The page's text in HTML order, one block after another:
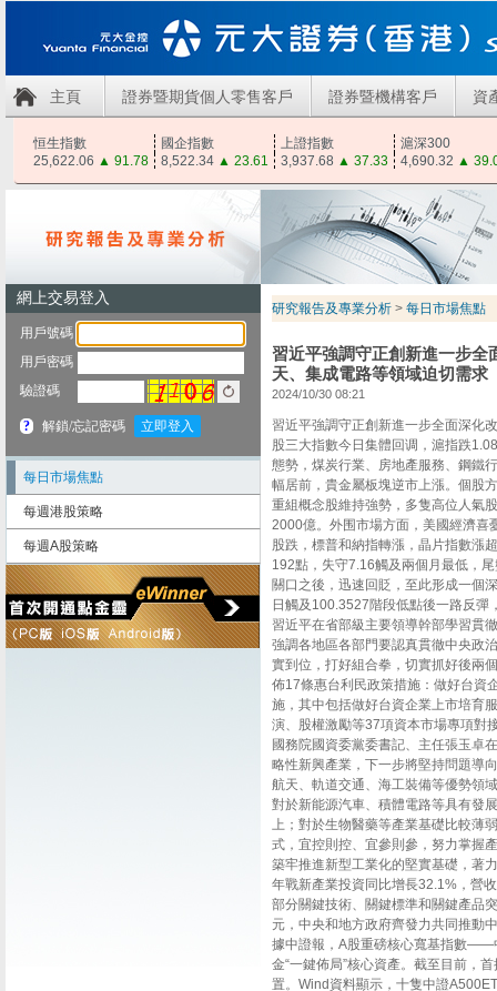
主頁 證券暨期貨個人零售客戶 證券暨機構客戶 資
恒生指數 國企指數 上證指數
滬深300
25,622.06 ▲ 91.78 8,522.34 ▲ 23.61 3,937.68 ▲ 37.33 4,690.32 ▲
每日市場焦點
每週港股策略
每週A股策略
研究報告及專業分析 > 每日市場焦點
習近平強調守正創新進一步全
天、集成電路等領域迫切需求
2024/10/30 08:21
習近平強調守正創新進一步全面深化
股三大指數今日集體回调，滬指跌
態勢，煤炭行業、房地產服務、鋼鐵
幅居前，貴金屬板塊逆市上漲。個股
重組概念股維持強勢，多隻高位人氣
2000億。外围市場方面，美國經濟喜
股跌，標普和納指轉漲，晶片指數漲
192點，失守7.16觸及兩個月最低，
關口之後，迅速回貶，至此形成一個
日觸及100.3527階段低點後一路反彈
習近平在省部級主要領導幹部學習貫
強調各地區各部門要認真貫徹中央政
實到位，打好組合拳，切實抓好後兩
佈17條惠台利民政策措施：做好台資
施，其中包括做好台資企業上市培育
演、股權激勵等37項資本市場專項對
國務院國資委黨委書記、主任張玉卓
略性新興產業，下一步將堅持問題導
航天、軌道交通、海工裝備等優勢領
對於新能源汽車、積體電路等具有發
上；對於生物醫藥等產業基礎比較薄
式，宜控則控、宜參則參，努力掌握
築牢推進新型工業化的堅實基礎，著
年戰新產業投資同比增長32.1%，營
部分關鍵技術、關鍵標準和關鍵產品
元，中央和地方政府齊發力共同推動
據中證報，A股重磅核心寬基指數——
金“一鍵佈局”核心資產。截至目前，
置。Wind資料顯示，十隻中證